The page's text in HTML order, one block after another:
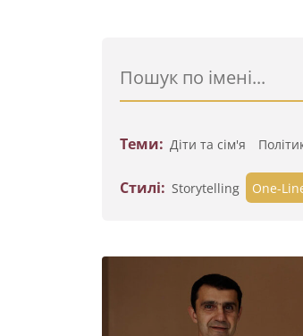
Теми: Діти та сім'я
Стилі: Storytelling One-